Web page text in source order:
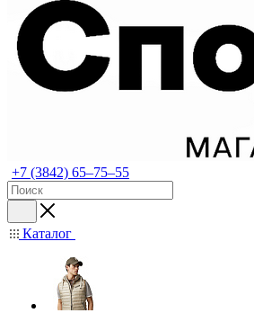
+7 (3842) 65–75–55
Каталог